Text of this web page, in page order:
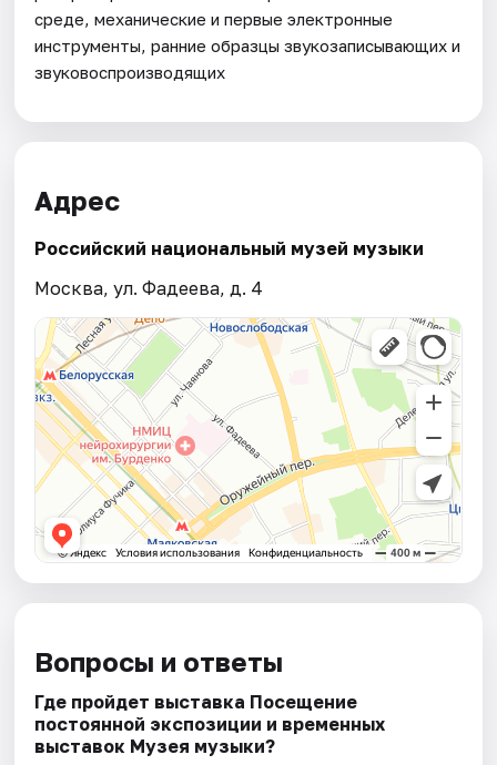
среде, механические и первые электронные
инструменты, ранние образцы звукозаписывающих и
звуковоспроизводящих
Адрес
Российский национальный музей музыки
Москва, ул. Фадеева, д. 4
Вопросы и ответы
Где пройдет выставка Посещение
постоянной экспозиции и временных
выставок Музея музыки?